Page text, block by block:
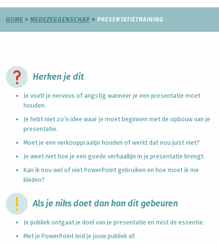
HOME > MEDEZEGGENSCHAP > PRESENTATIETRAINING
Herken je dit
Je voelt je nerveus of angstig wanneer je een presentatie moet
houden.
Je hebt niet zo’n idee waar je moet beginnen met de opbouw van je
presentatie.
Moet je een verkooppraatje houden of werkt dat nou juist niet?
Je weet niet hoe je een goede verhaallijn in je presentatie brengt.
Kan ik nou wel of niet PowerPoint gebruiken en hoe moet ik me
kleden?
Als je niks doet dan kan dit gebeuren
Je publiek ontgaat je doel van je presentatie en mist de essentie.
Met je PowerPoint leid je jouw publiek af.